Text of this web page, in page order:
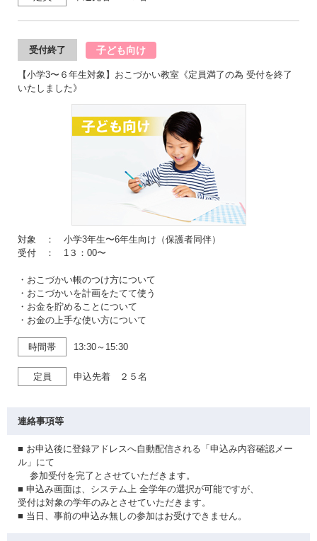
受付終了 子ども向け
【小学3〜６年生対象】おこづかい教室《定員満了の為 受付を終了
いたしました》
対象 ： 小学3年生〜6年生向け（保護者同伴）
受付 ： 1３：00〜
・おこづかい帳のつけ方について
・おこづかいを計画をたてて使う
・お金を貯めることについて
・お金の上手な使い方について
時間帯 13:30～15:30
定員 申込先着 ２５名
連絡事項等
■ お申込後に登録アドレスへ自動配信される「申込み内容確認メー
ル」にて
参加受付を完了とさせていただきます。
■ 申込み画面は、システム上 全学年の選択が可能ですが、
受付は対象の学年のみとさせていただきます。
■ 当日、事前の申込み無しの参加はお受けできません。